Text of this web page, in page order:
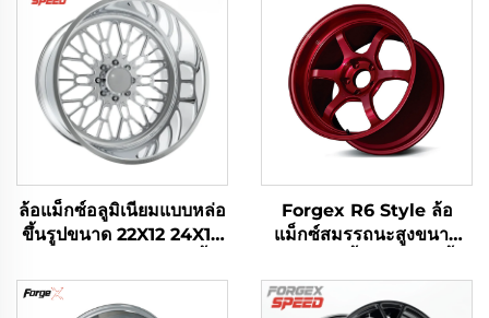
ล้อแม็กซ์อลูมิเนียมแบบหล่อ
ขึ้นรูปขนาด 22X12 24X14
8x170 8x180 6x139.7 ขัด
เงาพิเศษสำหรับรถ Ford F-
Forgex R6 Style ล้อ
แม็กซ์สมรรถนะสูงขนาด
รูป พร้อมเบดซีทแบบหยัก
(Knurled Bead Seat)